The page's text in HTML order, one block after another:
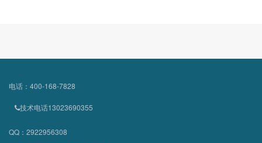
电话：400-168-7828
技术电话13023690355
QQ：2922956308